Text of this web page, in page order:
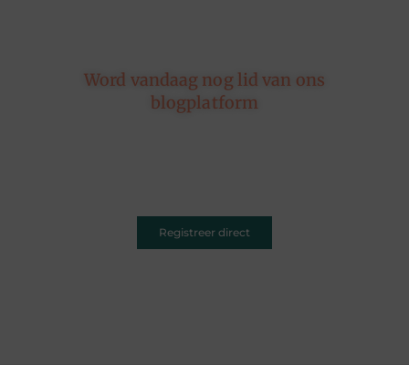
Word vandaag nog lid van ons
blogplatform
Registreer direct